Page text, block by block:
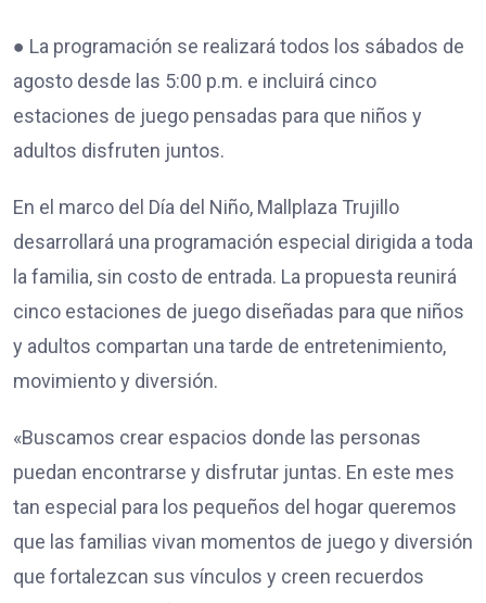
● La programación se realizará todos los sábados de
agosto desde las 5:00 p.m. e incluirá cinco
estaciones de juego pensadas para que niños y
adultos disfruten juntos.
En el marco del Día del Niño, Mallplaza Trujillo
desarrollará una programación especial dirigida a toda
la familia, sin costo de entrada. La propuesta reunirá
cinco estaciones de juego diseñadas para que niños
y adultos compartan una tarde de entretenimiento,
movimiento y diversión.
«Buscamos crear espacios donde las personas
puedan encontrarse y disfrutar juntas. En este mes
tan especial para los pequeños del hogar queremos
que las familias vivan momentos de juego y diversión
que fortalezcan sus vínculos y creen recuerdos